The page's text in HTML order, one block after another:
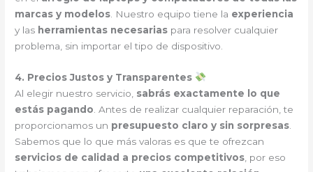
marcas y modelos . Nuestro equipo tiene la experiencia
y las herramientas necesarias para resolver cualquier
problema, sin importar el tipo de dispositivo.
4. Precios Justos y Transparentes
Al elegir nuestro servicio, sabrás exactamente lo que
estás pagando . Antes de realizar cualquier reparación, te
proporcionamos un presupuesto claro y sin sorpresas
Sabemos que lo que más valoras es que te ofrezcan
servicios de calidad a precios competitivos , por eso